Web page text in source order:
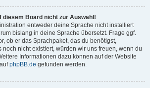
diesem Board nicht zur Auswahl!
entweder deine Sprache nicht installiert
bislang in deine Sprache übersetzt. Frage ggf.
ob er das Sprachpaket, das du benötigst,
noch nicht existiert, würden wir uns freuen, wenn du
Informationen dazu können auf der Website
phpBB.de gefunden werden.